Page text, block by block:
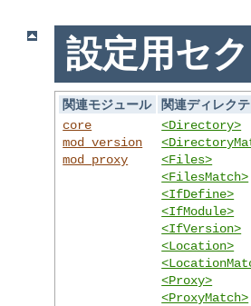
設定用セ
関連モジュール
関連ディレク
core
mod_version
mod_proxy
<Directory>
<Files>
<FilesMatch>
<IfDefine>
<IfModule>
<IfVersion>
<Location>
<Proxy>
<ProxyMatch>